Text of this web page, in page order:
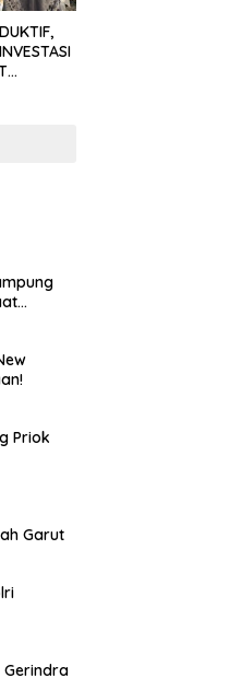
Priok
Garut
Gerindra